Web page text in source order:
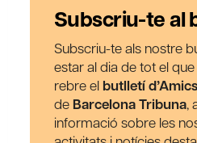
Subscriu-te al
Subscriu-te als nostre
estar al dia de tot el
rebre el butlletí
de Barcelona Tribuna,
informació sobre les